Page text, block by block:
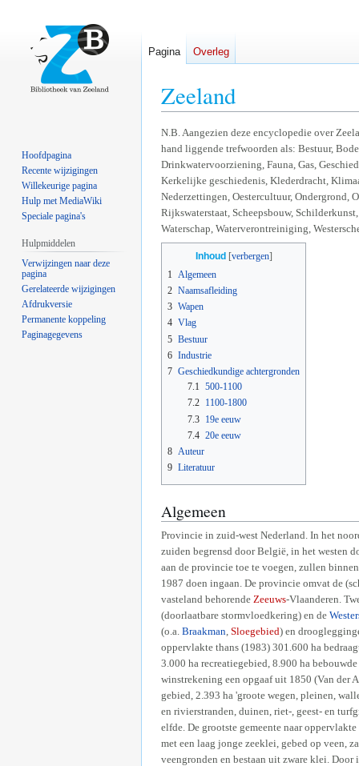
Zeeland
Naar
navigatie
springen
Naar
zoeken
springen
N.B. Aangezien deze encyclopedie over
hand liggende trefwoorden als: Bestuur,
Drinkwatervoorziening, Fauna, Gas,
Kerkelijke geschiedenis, Klederdracht,
Nederzettingen, Oestercultuur, Ondergrond,
Rijkswaterstaat, Scheepsbouw,
Waterschap, Waterverontreiniging,
Inhoud
1
Algemeen
2 Naamsafleiding
3 Wapen
4 Vlag
5 Bestuur
6 Industrie
7 Geschiedkundige achtergronden
7.1 500-1100
7.2 1100-1800
7.3 19e eeuw
7.4 20e eeuw
8 Auteur
9 Literatuur
Algemeen
Provincie in zuid-west Nederland. In het
zuiden begrensd door België, in het westen
aan de provincie toe te voegen, zullen
1987 doen ingaan. De provincie omvat de
vasteland behorende Zeeuws-Vlaanderen.
(doorlaatbare stormvloedkering) en de
(o.a. Braakman Sloegebied) en
oppervlakte thans (1983) 301.600 ha
3.000 ha recreatiegebied, 8.900 ha
winstrekening een opgaaf uit 1850 (Van der
gebied, 2.393 ha 'groote wegen, pleinen,
en rivierstranden, duinen, riet-, geest- en
elfde. De grootste gemeente naar
met een laag jonge zeeklei, gebed op veen,
veengronden en bestaan uit zware klei.
Pagina Overleg
Hoofdpagina
Recente wijzigingen
Willekeurige pagina
Hulp met MediaWiki
Speciale pagina's
Hulpmiddelen
Verwijzingen naar deze
pagina
Gerelateerde wijzigingen
Afdrukversie
Permanente koppeling
Paginagegevens